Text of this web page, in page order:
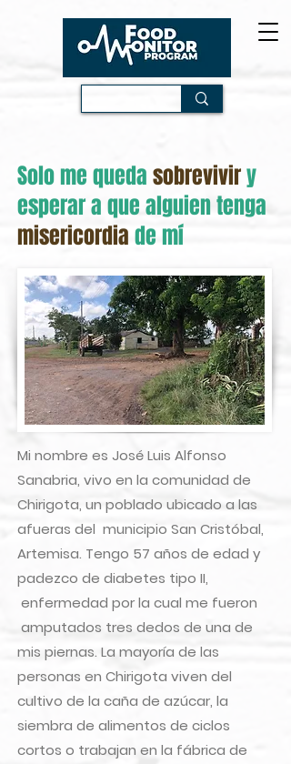
Solo me queda sobreviviry
esperar a que alguien tenga
misericordia de mí
Mi nombre es José Luis Alfonso
Sanabria, vivo en la comunidad de
Chirigota, un poblado ubicado a las
afueras del municipio San Cristóbal,
Artemisa. Tengo 57 años de edad y
padezco de diabetes tipo II,
enfermedad por la cual me fueron
amputados tres dedos de una de
mis piernas. La mayoría de las
personas en Chirigota viven del
cultivo de la caña de azúcar, la
siembra de alimentos de ciclos
cortos o trabajan en la fábrica de